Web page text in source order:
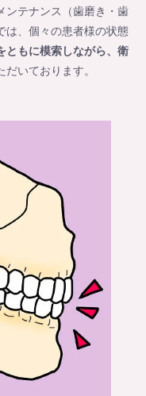
ンテナンス（歯磨き・歯
は、個々の患者様の状態
ともに模索しながら、衛
だいております。